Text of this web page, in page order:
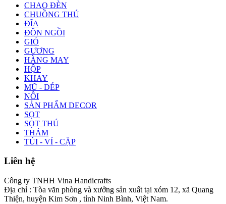
CHAO ĐÈN
CHUỒNG THÚ
ĐĨA
ĐÔN NGỒI
GIỎ
GƯƠNG
HÀNG MAY
HỘP
KHAY
MŨ - DÉP
NÔI
SẢN PHẨM DECOR
SỌT
SỌT THÚ
THẢM
TÚI - VÍ - CẶP
Liên hệ
Công ty TNHH Vina Handicrafts
Địa chỉ : Tòa văn phòng và xưởng sản xuất tại xóm 12, xã Quang
Thiện, huyện Kim Sơn , tỉnh Ninh Bình, Việt Nam.